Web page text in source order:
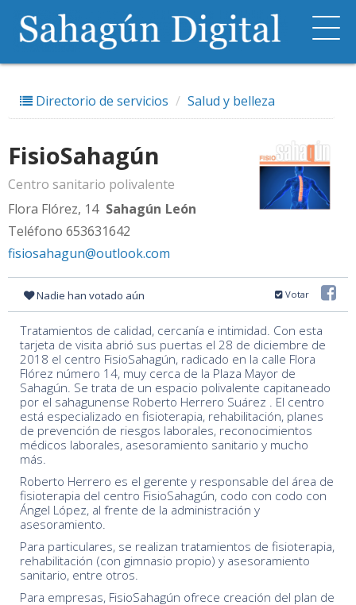
Directorio de servicios Salud y belleza
FisioSahagún
Centro sanitario polivalente
Flora Flórez, 14 Sahagún León
Teléfono 653631642
fisiosahagun@outlook.com
Nadie han votado aún Votar
Tratamientos de calidad, cercanía e intimidad. Con esta
tarjeta de visita abrió sus puertas el 28 de diciembre de
2018 el centro FisioSahagún, radicado en la calle Flora
Flórez número 14, muy cerca de la Plaza Mayor de
Sahagún. Se trata de un espacio polivalente capitaneado
por el sahagunense Roberto Herrero Suárez . El centro
está especializado en fisioterapia, rehabilitación, planes
de prevención de riesgos laborales, reconocimientos
médicos laborales, asesoramiento sanitario y mucho
más.
Roberto Herrero es el gerente y responsable del área de
fisioterapia del centro FisioSahagún, codo con codo con
Ángel López, al frente de la administración y
asesoramiento.
Para particulares, se realizan tratamientos de fisioterapia,
rehabilitación (con gimnasio propio) y asesoramiento
sanitario, entre otros.
Para empresas, FisioSahagún ofrece creación del plan de